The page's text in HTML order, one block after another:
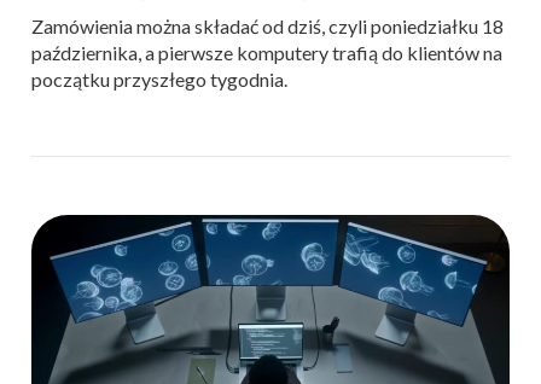
Zamówienia można składać od dziś, czyli poniedziałku 18
października, a pierwsze komputery trafią do klientów na
początku przyszłego tygodnia.